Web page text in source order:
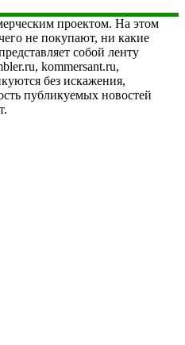
проектом. На этом
не покупают, ни какие
собой ленту
kommersant.ru,
без искажения,
публикуемых новостей